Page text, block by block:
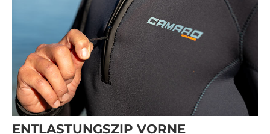
ENTLASTUNGSZIP VORNE